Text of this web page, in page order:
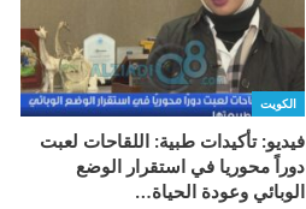
الكويت
فيديو: تأكيدات طبية: اللقاحات لعبت
دوراً محوريا في استقرار الوضع
الوبائي وعودة الحياة…